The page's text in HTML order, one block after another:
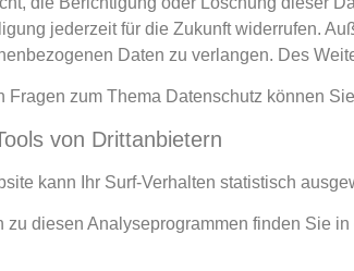
jederzeit für die Zukunft widerrufen.
Daten zu verlangen. Des
Fragen zum Thema Datenschutz können
von Dritt­anbietern
kann Ihr Surf-Verhalten statistisch
zu diesen Analyseprogrammen finden Sie